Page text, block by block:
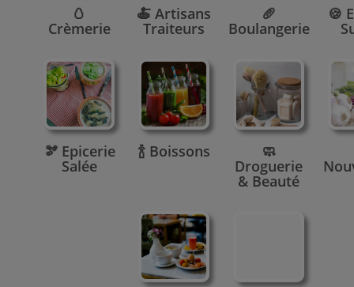
🥚
Crèmerie
🍝 Artisans
Traiteurs
🥖
Boulangerie
🍪
🫘 Epicerie
Salée
🍾 Boissons 🧼
Droguerie
& Beauté